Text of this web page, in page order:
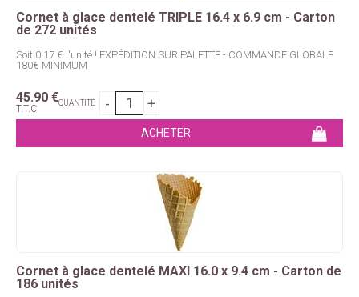
Cornet à glace dentelé TRIPLE 16.4 x 6.9 cm - Carton
de 272 unités
Soit 0.17 € l'unité ! EXPÉDITION SUR PALETTE - COMMANDE GLOBALE
180€ MINIMUM
45.90 €
T.T.C. QUANTITÉ
Cornet à glace dentelé MAXI 16.0 x 9.4 cm - Carton de
186 unités